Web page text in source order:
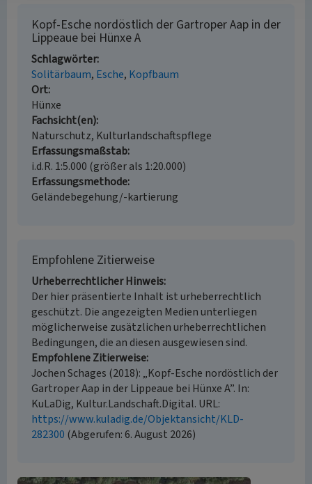
Kopf-Esche nordöstlich der Gartroper Aap in der
Lippeaue bei Hünxe A
Schlagwörter
Solitärbaum Esche Kopfbaum
Ort
Hünxe
Fachsicht(en)
Naturschutz, Kulturlandschaftspflege
Erfassungsmaßstab
i.d.R. 1:5.000 (größer als 1:20.000)
Erfassungsmethode
Geländebegehung/-kartierung
Empfohlene Zitierweise
Urheberrechtlicher Hinweis
Der hier präsentierte Inhalt ist urheberrechtlich
geschützt. Die angezeigten Medien unterliegen
möglicherweise zusätzlichen urheberrechtlichen
Bedingungen, die an diesen ausgewiesen sind.
Empfohlene Zitierweise
Jochen Schages (2018): „Kopf-Esche nordöstlich der
Gartroper Aap in der Lippeaue bei Hünxe A”. In:
KuLaDig, Kultur.Landschaft.Digital. URL:
https://www.kuladig.de/Objektansicht/KLD-
282300 (Abgerufen: 6. August 2026)